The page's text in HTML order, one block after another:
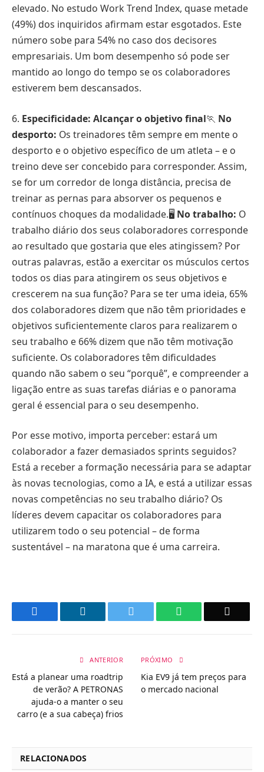
elevado. No estudo Work Trend Index, quase metade
(49%) dos inquiridos afirmam estar esgotados. Este
número sobe para 54% no caso dos decisores
empresariais. Um bom desempenho só pode ser
mantido ao longo do tempo se os colaboradores
estiverem bem descansados.
6. Especificidade: Alcançar o objetivo final🏃 No
desporto: Os treinadores têm sempre em mente o
desporto e o objetivo específico de um atleta – e o
treino deve ser concebido para corresponder. Assim,
se for um corredor de longa distância, precisa de
treinar as pernas para absorver os pequenos e
contínuos choques da modalidade.🖥️ No trabalho: O
trabalho diário dos seus colaboradores corresponde
ao resultado que gostaria que eles atingissem? Por
outras palavras, estão a exercitar os músculos certos
todos os dias para atingirem os seus objetivos e
crescerem na sua função? Para se ter uma ideia, 65%
dos colaboradores dizem que não têm prioridades e
objetivos suficientemente claros para realizarem o
seu trabalho e 66% dizem que não têm motivação
suficiente. Os colaboradores têm dificuldades
quando não sabem o seu “porquê”, e compreender a
ligação entre as suas tarefas diárias e o panorama
geral é essencial para o seu desempenho.
Por esse motivo, importa perceber: estará um
colaborador a fazer demasiados sprints seguidos?
Está a receber a formação necessária para se adaptar
às novas tecnologias, como a IA, e está a utilizar essas
novas competências no seu trabalho diário? Os
líderes devem capacitar os colaboradores para
utilizarem todo o seu potencial – de forma
sustentável – na maratona que é uma carreira.
WhatsApp
ANTERIOR
Está a planear uma roadtrip
de verão? A PETRONAS
ajuda-o a manter o seu
carro (e a sua cabeça) frios
PRÓXIMO
Kia EV9 já tem preços para
o mercado nacional
RELACIONADOS